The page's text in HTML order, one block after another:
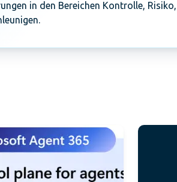
in den Bereichen Kontrolle,